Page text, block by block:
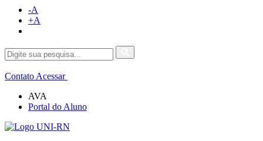
-A
+A
Contato Acessar
AVA
Portal do Aluno